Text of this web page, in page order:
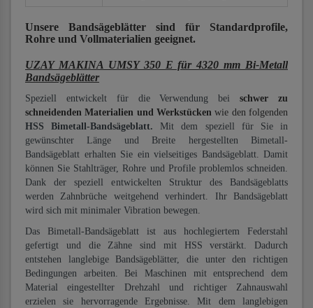
Unsere Bandsägeblätter sind für Standardprofile,
Rohre und Vollmaterialien geeignet.
UZAY MAKINA UMSY 350 E für 4320 mm Bi-Metall
Bandsägeblätter
Speziell entwickelt für die Verwendung beischwer zu
schneidenden Materialien und Werkstücken wie den folgenden
HSS Bimetall-Bandsägeblatt. Mit dem speziell für Sie in
gewünschter Länge und Breite hergestellten Bimetall-
Bandsägeblatt erhalten Sie ein vielseitiges Bandsägeblatt. Damit
können Sie Stahlträger, Rohre und Profile problemlos schneiden.
Dank der speziell entwickelten Struktur des Bandsägeblatts
werden Zahnbrüche weitgehend verhindert. Ihr Bandsägeblatt
wird sich mit minimaler Vibration bewegen.
Das Bimetall-Bandsägeblatt ist aus hochlegiertem Federstahl
gefertigt und die Zähne sind mit HSS verstärkt. Dadurch
entstehen langlebige Bandsägeblätter, die unter den richtigen
Bedingungen arbeiten. Bei Maschinen mit entsprechend dem
Material eingestellter Drehzahl und richtiger Zahnauswahl
erzielen sie hervorragende Ergebnisse. Mit dem langlebigen